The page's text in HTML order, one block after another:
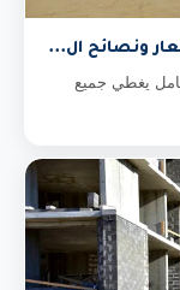
ونصائح ال...
يغطي جميع